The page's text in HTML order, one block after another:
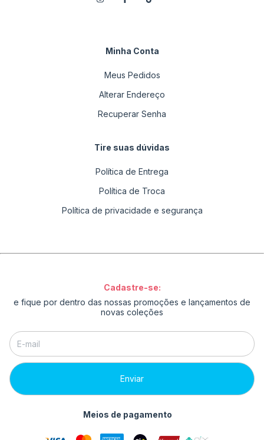
Minha Conta
Meus Pedidos
Alterar Endereço
Recuperar Senha
Tire suas dúvidas
Política de Entrega
Política de Troca
Política de privacidade e segurança
Cadastre-se:
e fique por dentro das nossas promoções e lançamentos de
novas coleções
Meios de pagamento